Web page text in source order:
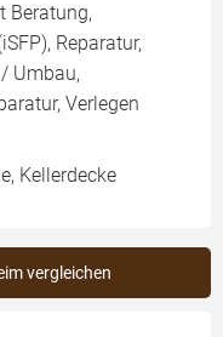
Beratung,
Reparatur,
Umbau,
Verlegen
Kellerdecke
vergleichen